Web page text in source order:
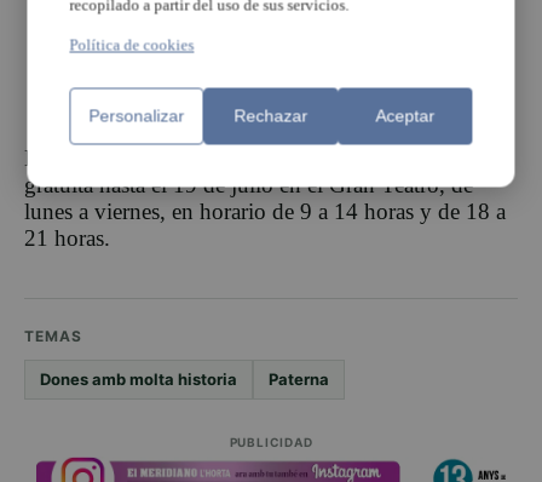
Dones amb molta historia podrá visitarse de manera
gratuita hasta el 19 de julio en el Gran Teatro, de
lunes a viernes, en horario de 9 a 14 horas y de 18 a
21 horas.
TEMAS
Dones amb molta historia Paterna
PUBLICIDAD
recopilado a partir del uso de sus servicios.
Política de cookies
Personalizar Rechazar Aceptar